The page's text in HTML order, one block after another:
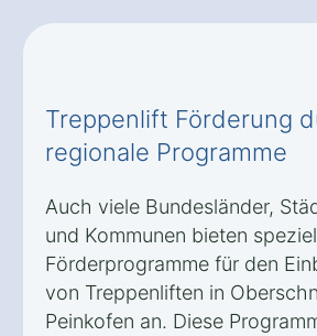
Treppenlift Förderung
regionale Programme
Auch viele Bundesländer,
und Kommunen bieten
Förderprogramme für den
von Treppenliften in
Peinkofen an. Diese